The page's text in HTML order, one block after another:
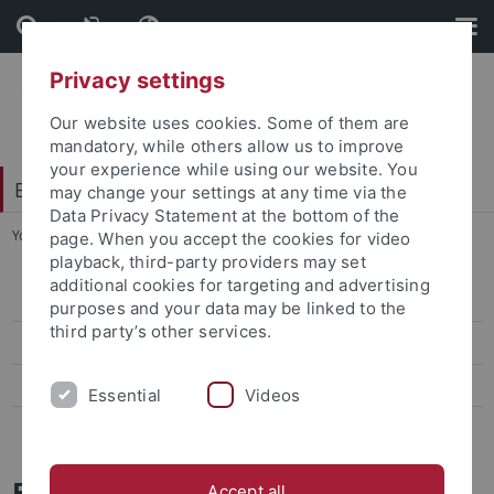
Skip
to
content
Skip
to
footer
Evangelisch-Theologische Fakultät
You are here: Startseite ... Forschungskooperationen
Aktuelles
Austauschprogramme
Forschungskooperationen
Privacy settings
Our website uses cookies. Some of them are
mandatory, while others allow us to improve
your experience while using our website. You
may change your settings at any time via the
Data Privacy Statement at the bottom of the
page. When you accept the cookies for video
playback, third-party providers may set
additional cookies for targeting and advertising
purposes and your data may be linked to the
third party’s other services.
Essential Videos